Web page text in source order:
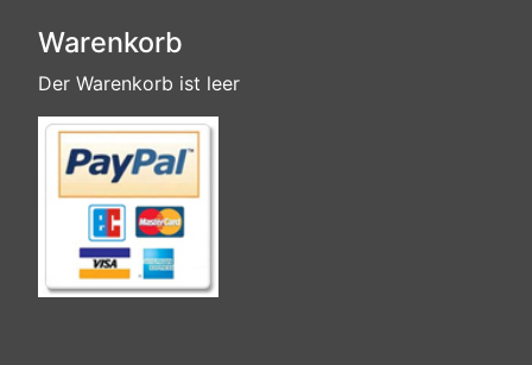
Warenkorb
Der Warenkorb ist leer